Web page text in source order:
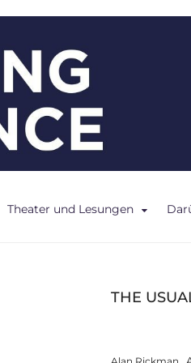
Theater und Lesungen
THE